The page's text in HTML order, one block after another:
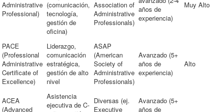
Administrative
Professional)
(comunicación,
tecnología,
gestión de
oficina)
Association of
Administrative
Professionals)
años de
experiencia)
Muy Alto
PACE
(Professional
Administrative
Certificate of
Excellence)
Liderazgo,
comunicación
estratégica,
gestión de alto
nivel
ASAP
(American
Society of
Administrative
Professionals)
Avanzado (5+
años de
experiencia)
Alto
ACEA
(Advanced
Asistencia
ejecutiva de C- Diversas (ej.
Executive
Avanzado (5+
años de